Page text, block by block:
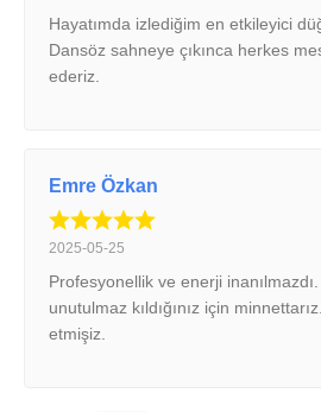
Hayatımda izlediğim en etkileyici
Dansöz sahneye çıkınca herkes
ederiz.
Emre Özkan
2025-05-25
Profesyonellik ve enerji
unutulmaz kıldığınız için
etmişiz.